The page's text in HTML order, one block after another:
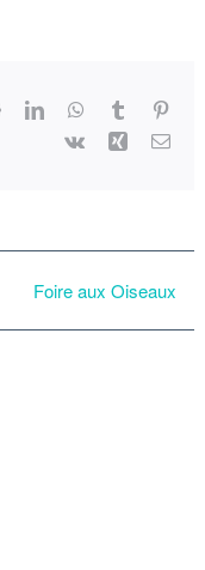
RedditLinkedInWhatsApp
Tumblr
Vk
Xing Email
Foire aux Oiseaux